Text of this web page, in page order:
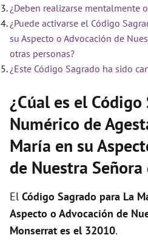
e
¿Deben realizarse mentalmente
¿Puede activarse el Código
su Aspecto o Advocación de
otras personas?
¿Este Código Sagrado ha sido
¿Cúal es el Código
Numérico de
María en su
de Nuestra
El Código Sagrado para La
Aspecto o Advocación de
Monserrat es el 32010.